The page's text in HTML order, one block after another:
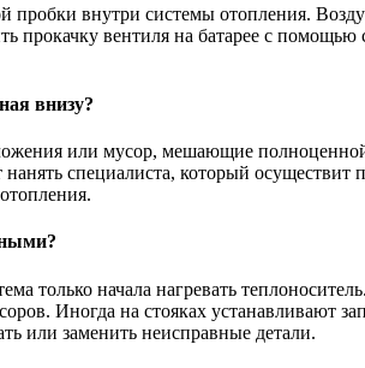
внутри системы отопления.
прокачку вентиля на батарее с
внизу?
или мусор, мешающие
специалиста, который
только начала нагревать
Иногда на стояках устанавливают
или заменить неисправные детали.